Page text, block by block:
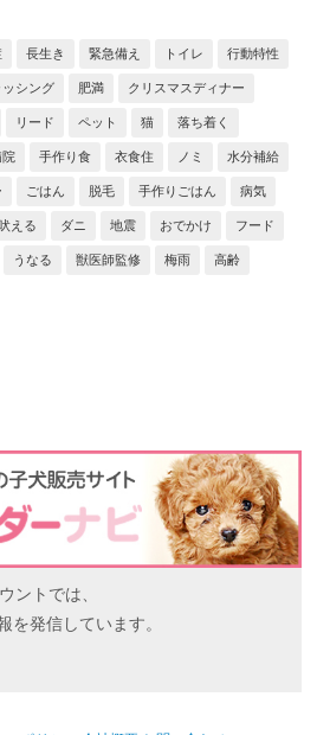
長生き 緊急備え トイレ 行動特性
ッシング 肥満 クリスマスディナー
リード ペット 猫 落ち着く
院 手作り食 衣食住 ノミ 水分補給
ごはん 脱毛 手作りごはん 病気
える ダニ 地震 おでかけ フード
うなる 獣医師監修 梅雨 高齢
ントでは、
を発信しています。